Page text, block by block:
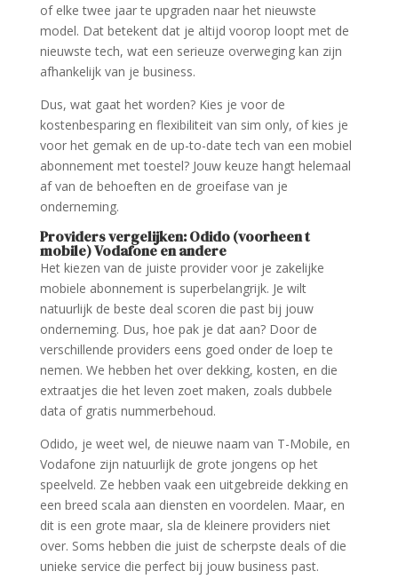
of elke twee jaar te upgraden naar het nieuwste
model. Dat betekent dat je altijd voorop loopt met de
nieuwste tech, wat een serieuze overweging kan zijn
afhankelijk van je business.
Dus, wat gaat het worden? Kies je voor de
kostenbesparing en flexibiliteit van sim only, of kies je
voor het gemak en de up-to-date tech van een mobiel
abonnement met toestel? Jouw keuze hangt helemaal
af van de behoeften en de groeifase van je
onderneming.
Providers vergelijken: Odido (voorheen t
mobile) Vodafone en andere
Het kiezen van de juiste provider voor je zakelijke
mobiele abonnement is superbelangrijk. Je wilt
natuurlijk de beste deal scoren die past bij jouw
onderneming. Dus, hoe pak je dat aan? Door de
verschillende providers eens goed onder de loep te
nemen. We hebben het over dekking, kosten, en die
extraatjes die het leven zoet maken, zoals dubbele
data of gratis nummerbehoud.
Odido, je weet wel, de nieuwe naam van T-Mobile, en
Vodafone zijn natuurlijk de grote jongens op het
speelveld. Ze hebben vaak een uitgebreide dekking en
een breed scala aan diensten en voordelen. Maar, en
dit is een grote maar, sla de kleinere providers niet
over. Soms hebben die juist de scherpste deals of die
unieke service die perfect bij jouw business past.